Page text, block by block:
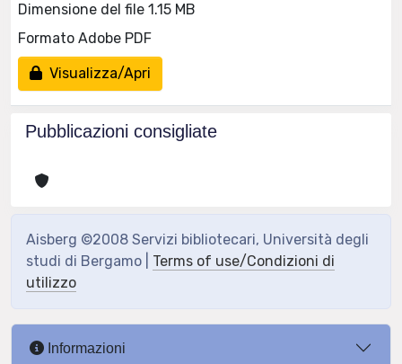
Dimensione del file 1.15 MB
Formato Adobe PDF
Visualizza/Apri
Pubblicazioni consigliate
Aisberg ©2008 Servizi bibliotecari, Università degli
studi di Bergamo | Terms of use/Condizioni di
utilizzo
Informazioni